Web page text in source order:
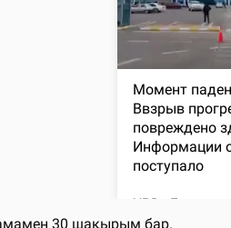
30 шақырым бар.